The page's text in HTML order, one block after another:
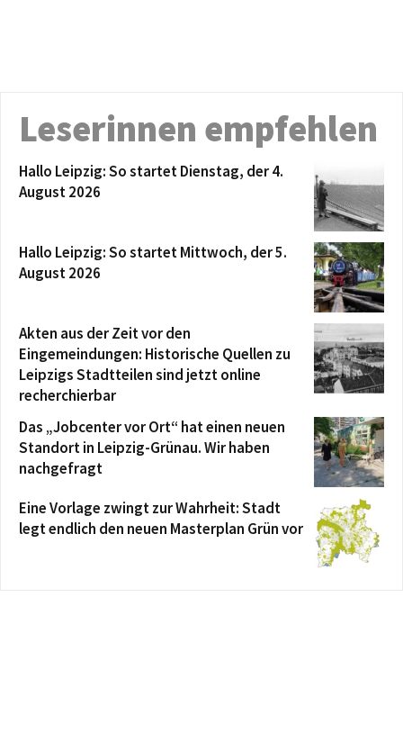
Leserinnen empfehlen
Hallo Leipzig: So startet Dienstag, der 4.
August 2026
Hallo Leipzig: So startet Mittwoch, der 5.
August 2026
Akten aus der Zeit vor den
Eingemeindungen: Historische Quellen zu
Leipzigs Stadtteilen sind jetzt online
recherchierbar
Das „Jobcenter vor Ort“ hat einen neuen
Standort in Leipzig-Grünau. Wir haben
nachgefragt
Eine Vorlage zwingt zur Wahrheit: Stadt
legt endlich den neuen Masterplan Grün vor